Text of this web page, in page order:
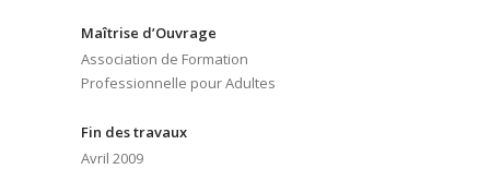
Maîtrise d’Ouvrage
Association de Formation
Professionnelle pour Adultes
Fin des travaux
Avril 2009